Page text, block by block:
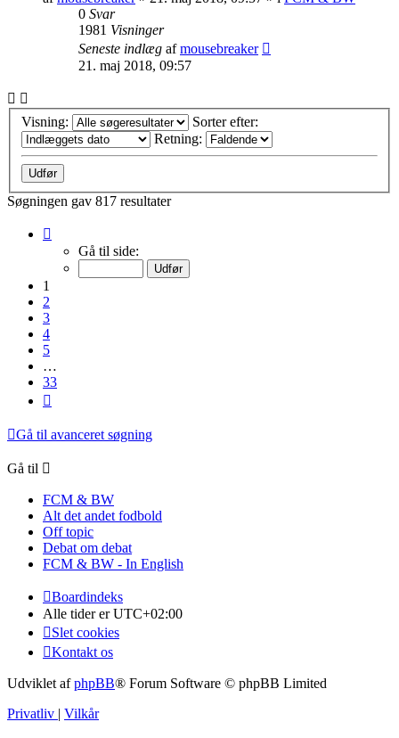
0 Svar
1981 Visninger
Seneste indlæg afmousebreaker
21. maj 2018, 09:57
Visning:
Sorter efter:
Retning:
Søgningen gav 817 resultater
Gå til side:
1
2
3
4
5
…
33
Gå til avanceret søgning
Gå til
FCM & BW
Alt det andet fodbold
Off topic
Debat om debat
FCM & BW - In English
Boardindeks
Alle tider erUTC+02:00
Slet cookies
Kontakt os
Udviklet afphpBB® Forum Software © phpBB Limited
Privatliv
Vilkår